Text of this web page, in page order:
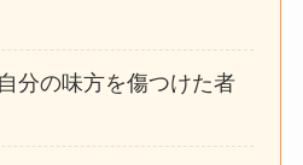
分の味方を傷つけた者